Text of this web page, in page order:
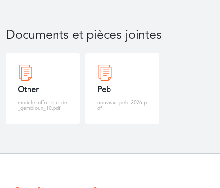
Documents et pièces jointes
Other
modele_offre_rue_de
_gembloux_10.pdf
Peb
nouveau_peb_2026.p
df